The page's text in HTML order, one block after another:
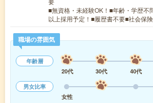
■無資格・未経験OK！■年齢・学歴不
以上採用予定！■履歴書不要■社会保
職場の雰囲気
年齢層
20代
30代 40代
男女比率
女性